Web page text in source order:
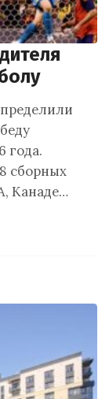
года.
сборных
Канаде…